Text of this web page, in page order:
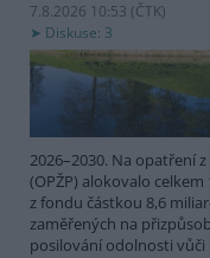
7.8.2026 10:53 (ČTK)
Diskuse: 3
2026–2030. Na opatření
(OPŽP) alokovalo
z fondu částkou 8,6
zaměřených na
posilování odolnosti